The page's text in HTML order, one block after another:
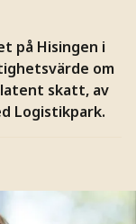
på Hisingen i
om
skatt, av
Logistikpark.